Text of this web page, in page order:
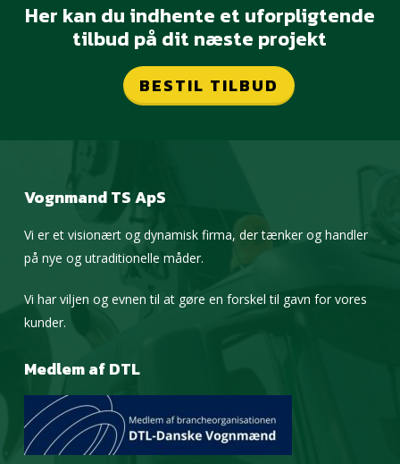
Her kan du indhente et uforpligtende
tilbud på dit næste projekt
BESTIL TILBUD
Vognmand TS ApS
Vi er et visionært og dynamisk firma, der tænker og handler
på nye og utraditionelle måder.
Vi har viljen og evnen til at gøre en forskel til gavn for vores
kunder.
Medlem af DTL